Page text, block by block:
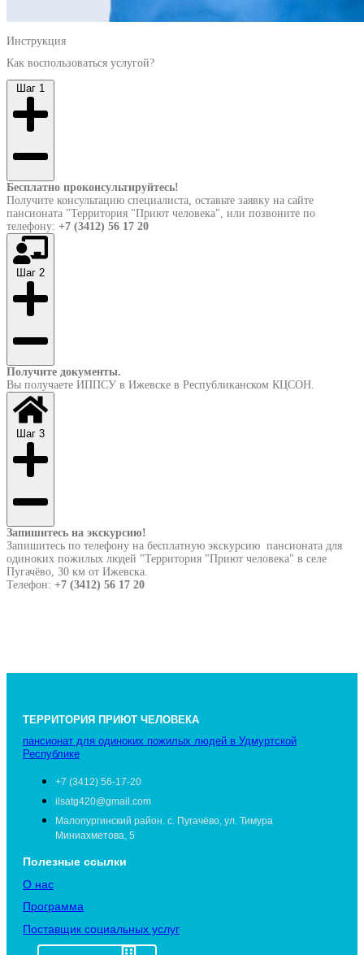
Инструкция
Как воспользоваться услугой?
Шаг 1
Бесплатно проконсультируйтесь!
Получите консультацию специалиста, оставьте заявку на сайте
пансионата "Территория "Приют человека", или позвоните по
телефону: +7 (3412) 56 17 20
Шаг 2
Получите документы.
Вы получаете ИППСУ в Ижевске в Республиканском КЦСОН.
Шаг 3
Запишитесь на экскурсию!
Запишитесь по телефону на бесплатную экскурсию пансионата для
одиноких пожилых людей "Территория "Приют человека" в селе
Пугачёво, 30 км от Ижевска.
Телефон: +7 (3412) 56 17 20
ТЕРРИТОРИЯ ПРИЮТ ЧЕЛОВЕКА
пансионат для одиноких пожилых людей в Удмуртской
Республике
+7 (3412) 56-17-20
ilsatg420@gmail.com
Малопургинский район. с. Пугачёво, ул. Тимура
Миниахметова, 5
Полезные ссылки
О нас
Программа
Поставщик социальных услуг